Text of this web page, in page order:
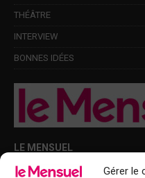
Gérer le
THÉÂTRE
INTERVIEW
BONNES IDÉES
LE MENSUEL